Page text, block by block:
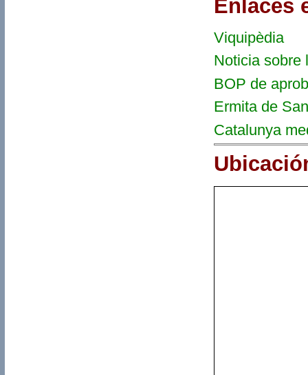
Enlaces
Viquipèdia
Noticia sobre
BOP de
Ermita de
Catalunya